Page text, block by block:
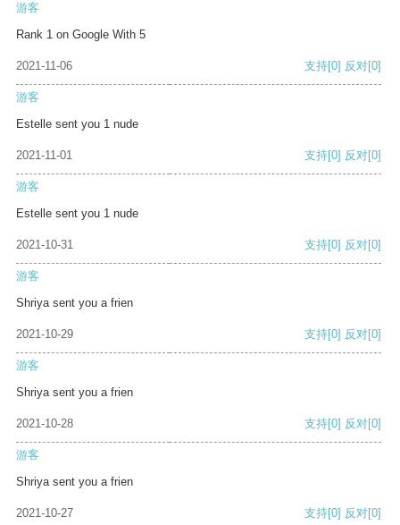
游客
Rank 1 on Google With 5
2021-11-06 支持[0] 反对[0]
游客
Estelle sent you 1 nude
2021-11-01 支持[0] 反对[0]
游客
Estelle sent you 1 nude
2021-10-31 支持[0] 反对[0]
游客
Shriya sent you a frien
2021-10-29 支持[0] 反对[0]
游客
Shriya sent you a frien
2021-10-28 支持[0] 反对[0]
游客
Shriya sent you a frien
2021-10-27 支持[0] 反对[0]